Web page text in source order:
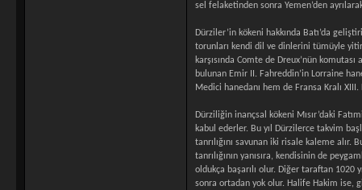
sel felaketinden sonra Yemen’den
Dürziler’in kökeni hakkında Batı’da
torunları kendi dil ve dinlerini tümüyle
karşısında Comte de Dreux’nün
bulunan Emir II. Fahreddin’in Lorraine
Medici hanedanı hem de Fransa Kralı
Dürziliğin inançsal kökeni Mısır’daki
kabul ederler. Bu yıl Dürzilerce takvim
tanrılığını savunan iki risale kaleme
tanrılığının yanısıra, kendisinin de
oldukça başarılı olur. Diğer taraftan 1020
sonra ortadan yok olur. Halife Hakim ise,